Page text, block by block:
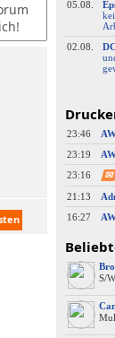
05.08.
02.08.
23:46
23:19
23:16
✉
21:13
16:27
S/